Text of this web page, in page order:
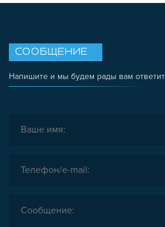
СООБЩЕНИЕ
Напишите и мы будем рады вам